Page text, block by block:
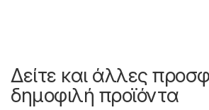
Δείτε και άλλες
δημοφιλή προϊόντα